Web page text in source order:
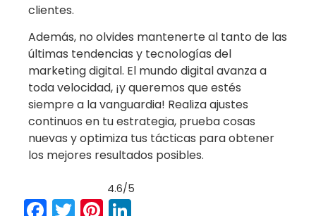
clientes.
Además, no olvides mantenerte al tanto de las
últimas tendencias y tecnologías del
marketing digital. El mundo digital avanza a
toda velocidad, ¡y queremos que estés
siempre a la vanguardia! Realiza ajustes
continuos en tu estrategia, prueba cosas
nuevas y optimiza tus tácticas para obtener
los mejores resultados posibles.
4.6/5